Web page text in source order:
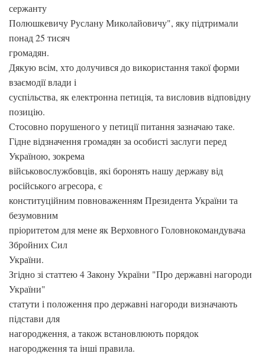
сержанту
Полюшкевичу Руслану Миколайовичу", яку підтримали
понад 25 тисяч
громадян.
Дякую всім, хто долучився до використання такої форми
взаємодії влади і
суспільства, як електронна петиція, та висловив відповідну
позицію.
Стосовно порушеного у петиції питання зазначаю таке.
Гідне відзначення громадян за особисті заслуги перед
Україною, зокрема
військовослужбовців, які боронять нашу державу від
російського агресора, є
конституційним повноваженням Президента України та
безумовним
пріоритетом для мене як Верховного Головнокомандувача
Збройних Сил
України.
Згідно зі статтею 4 Закону України "Про державні нагороди
України"
статути і положення про державні нагороди визначають
підстави для
нагородження, а також встановлюють порядок
нагородження та інші правила.